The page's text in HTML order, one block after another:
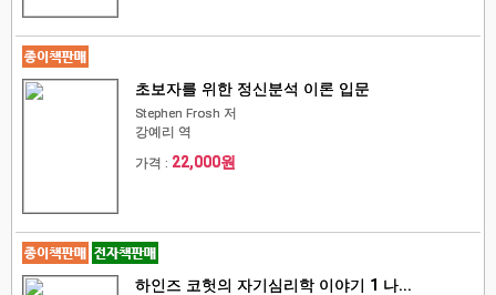
초보자를 위한 정신분석 이론 입문
Stephen Frosh 저
강예리 역
가격 : 22,000원
하인즈 코헛의 자기심리학 이야기 1 나...